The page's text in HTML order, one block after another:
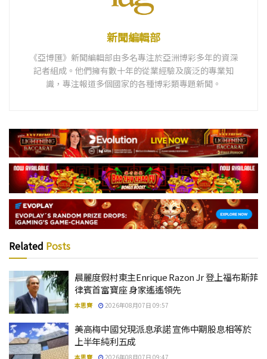
新聞編輯部
《亞博匯》新聞編輯部由多名專注於亞洲博彩多年的資深
記者組成。他們擁有數十年的從業經驗及廣泛的專業知
識，專注報道多個國家的各種博彩類專題新聞。
Related Posts
晨麗度假村東主Enrique Razon Jr 登上福布斯菲
律賓首富寶座 身家遙遙領先
本思齊 2026年08月07日 09:57
美高梅中國兌現派息承諾 宣佈中期股息相等於
上半年純利五成
本思齊 2026年08月07日 09:47